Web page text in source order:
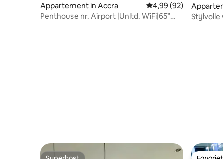
Appartement in Accra Gemiddelde
4,99 (92)
Penthouse nr. Airport |Unltd. WiFi|65”
Stijlvolle